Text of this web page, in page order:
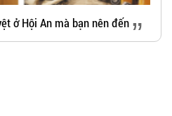
ở Hội An mà bạn nên đến”